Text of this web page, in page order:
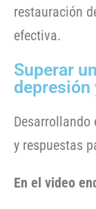
restauración
efectiva.
Superar
depresión
Desarrollando
y respuestas
En el video